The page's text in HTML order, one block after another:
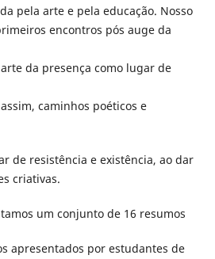
pela arte e pela educação. Nosso
encontros pós auge da
da presença como lugar de
caminhos poéticos e
de resistência e existência, ao dar
criativas.
um conjunto de 16 resumos
apresentados por estudantes de